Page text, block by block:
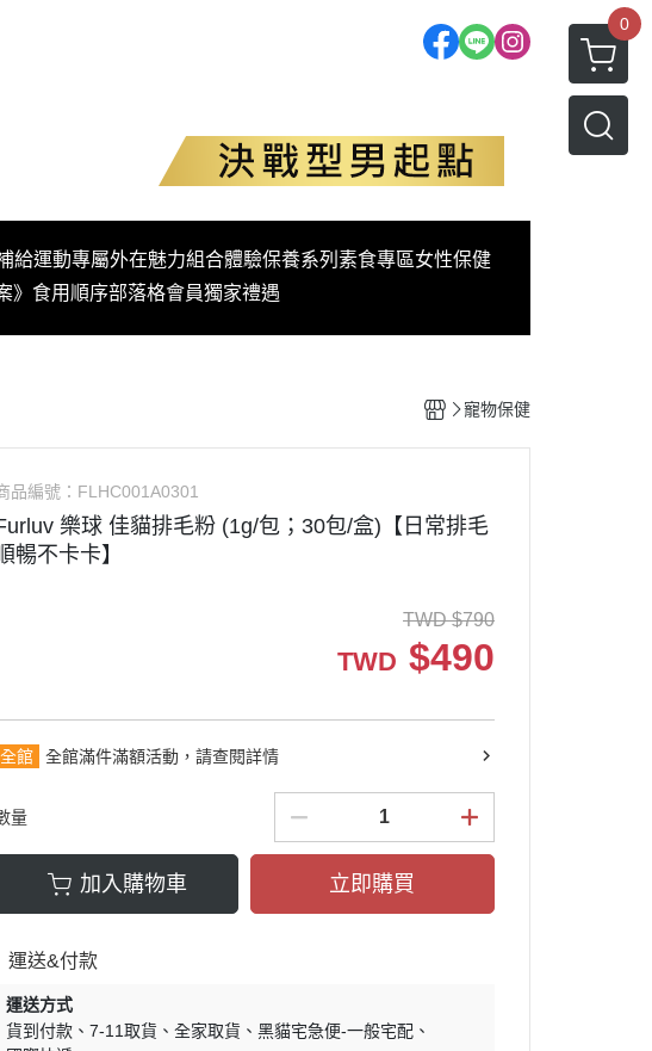
0
給運動專屬外在魅力組合體驗保養系列 素食專區女性保健
》 食用順序部落格會員獨家禮遇
寵物保健
品編號： FLHC001A0301
樂球 佳貓排毛粉 (1g/包；30包/盒)【日常排毛
暢不卡卡】
TWD $790
TWD $490
全館 全館滿件滿額活動，請查閱詳情
量
加入購物車 立即購買
運送&付款
運送方式
貨到付款
7-11取貨 全家取貨
黑貓宅急便-一般宅配